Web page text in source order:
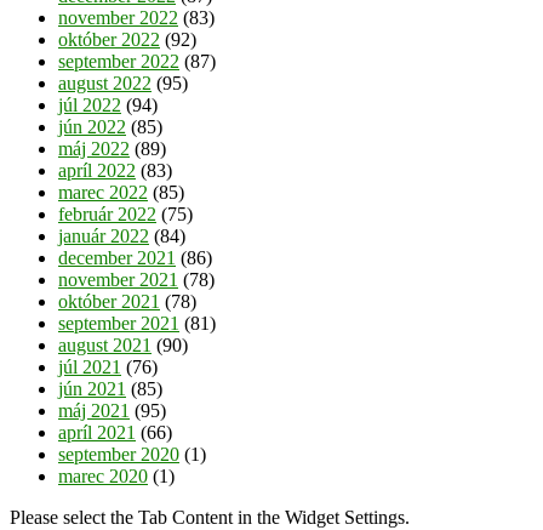
november 2022 (83)
október 2022 (92)
september 2022 (87)
august 2022 (95)
júl 2022 (94)
jún 2022 (85)
máj 2022 (89)
apríl 2022 (83)
marec 2022 (85)
február 2022 (75)
január 2022 (84)
december 2021 (86)
november 2021 (78)
október 2021 (78)
september 2021 (81)
august 2021 (90)
júl 2021 (76)
jún 2021 (85)
máj 2021 (95)
apríl 2021 (66)
september 2020 (1)
marec 2020 (1)
Please select the Tab Content in the Widget Settings.